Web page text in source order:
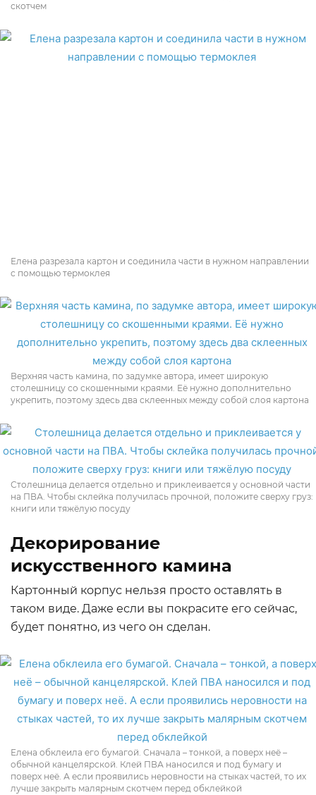
скотчем
Елена разрезала картон и соединила части в нужном направлении
с помощью термоклея
Верхняя часть камина, по задумке автора, имеет широкую
столешницу со скошенными краями. Её нужно дополнительно
укрепить, поэтому здесь два склеенных между собой слоя картона
Столешница делается отдельно и приклеивается у основной части
на ПВА. Чтобы склейка получилась прочной, положите сверху груз:
книги или тяжёлую посуду
Декорирование
искусственного камина
Картонный корпус нельзя просто оставлять в
таком виде. Даже если вы покрасите его сейчас,
будет понятно, из чего он сделан.
Елена обклеила его бумагой. Сначала – тонкой, а поверх неё –
обычной канцелярской. Клей ПВА наносился и под бумагу и
поверх неё. А если проявились неровности на стыках частей, то их
лучше закрыть малярным скотчем перед обклейкой